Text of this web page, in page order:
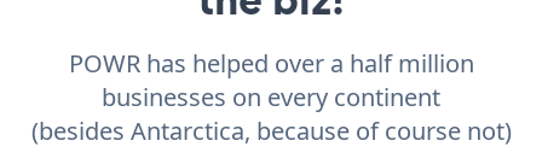
POWR has helped over a half million
businesses on every continent
(besides Antarctica, because of course not)